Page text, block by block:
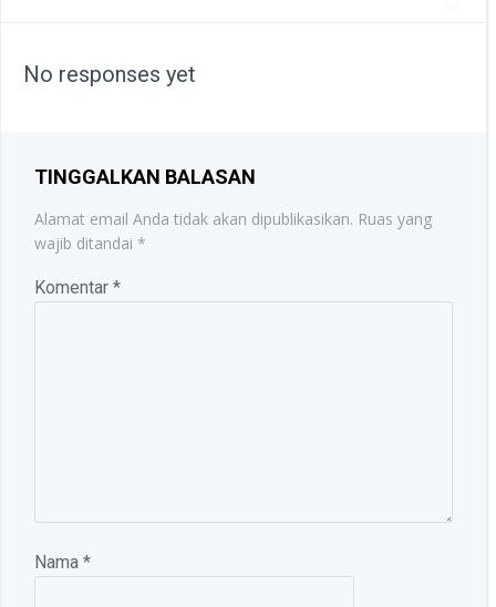
No responses yet
TINGGALKAN BALASAN
Alamat email Anda tidak akan dipublikasikan. Ruas yang
wajib ditandai *
Komentar *
Nama *